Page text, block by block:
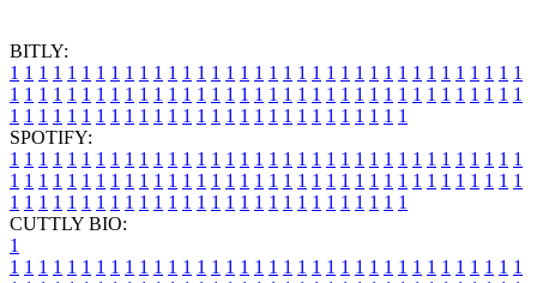
BITLY:
1 1 1 1 1 1 1 1 1 1 1 1 1 1 1 1 1 1 1 1 1 1 1 1 1 1 1 1 1 1 1 1 1 1 1 1
1 1 1 1 1 1 1 1 1 1 1 1 1 1 1 1 1 1 1 1 1 1 1 1 1 1 1 1 1 1 1 1 1 1 1 1
1 1 1 1 1 1 1 1 1 1 1 1 1 1 1 1 1 1 1 1 1 1 1 1 1 1 1 1
SPOTIFY:
1 1 1 1 1 1 1 1 1 1 1 1 1 1 1 1 1 1 1 1 1 1 1 1 1 1 1 1 1 1 1 1 1 1 1 1
1 1 1 1 1 1 1 1 1 1 1 1 1 1 1 1 1 1 1 1 1 1 1 1 1 1 1 1 1 1 1 1 1 1 1 1
1 1 1 1 1 1 1 1 1 1 1 1 1 1 1 1 1 1 1 1 1 1 1 1 1 1 1 1
CUTTLY BIO:
1
1 1 1 1 1 1 1 1 1 1 1 1 1 1 1 1 1 1 1 1 1 1 1 1 1 1 1 1 1 1 1 1 1 1 1 1